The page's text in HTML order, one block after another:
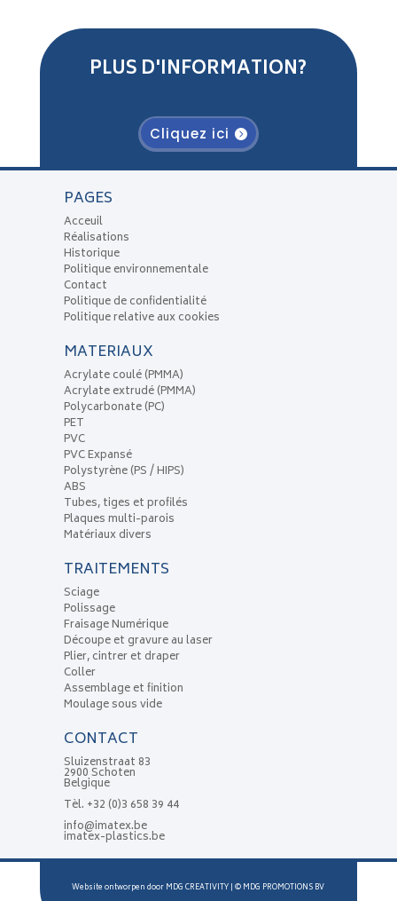
PLUS D'INFORMATION?
Cliquez ici
PAGES
Acceuil
Réalisations
Historique
Politique environnementale
Contact
Politique de confidentialité
Politique relative aux cookies
MATERIAUX
Acrylate coulé (PMMA)
Acrylate extrudé (PMMA)
Polycarbonate (PC)
PET
PVC
PVC Expansé
Polystyrène (PS / HIPS)
ABS
Tubes, tiges et profilés
Plaques multi-parois
Matériaux divers
TRAITEMENTS
Sciage
Polissage
Fraisage Numérique
Découpe et gravure au laser
Plier, cintrer et draper
Coller
Assemblage et finition
Moulage sous vide
CONTACT
Sluizenstraat 83
2900 Schoten
Belgique
Tèl. +32 (0)3 658 39 44
info@imatex.be
imatex-plastics.be
Website ontworpen door MDG CREATIVITY | © MDG PROMOTIONS BV